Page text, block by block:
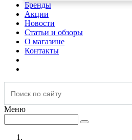
Бренды
Акции
Новости
Статьи и обзоры
О магазине
Контакты
Меню